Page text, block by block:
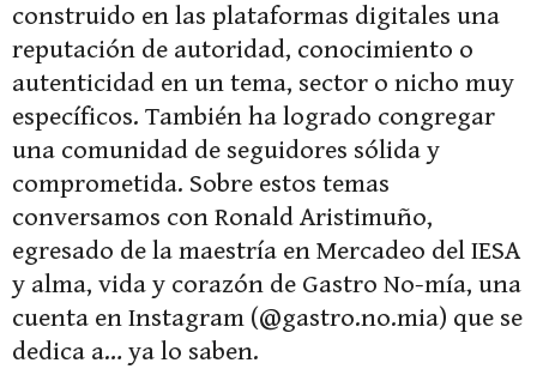
construido en las plataformas digitales una
reputación de autoridad, conocimiento o
autenticidad en un tema, sector o nicho muy
específicos. También ha logrado congregar
una comunidad de seguidores sólida y
comprometida. Sobre estos temas
conversamos con Ronald Aristimuño,
egresado de la maestría en Mercadeo del IESA
y alma, vida y corazón de Gastro No-mía, una
cuenta en Instagram (@gastro.no.mia) que se
dedica a… ya lo saben.